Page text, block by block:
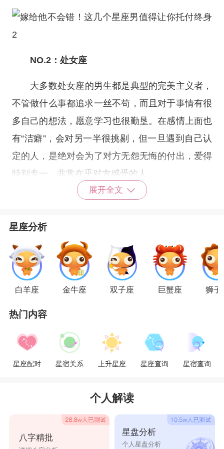
NO.2： 处女座
大多数处女座的男生都是典型的完美主义者，
不管做什么事都追求一丝不苟，而且对于事情有很
多自己的想法，愿意学习也很勤垦。在感情上面也
有“洁癖”，会对另一半很挑剔，但一旦遇到自己认
定的人，是绝对会为了对方无怨无悔的付出，爱得
特别专一，非常在乎对方感受的人。
NO.3： 天蝎座
天蝎男爱一个人就要一定爱到底，同时也希望
对方给予自己相同待遇。忠实与完全的爱，是蝎子
痴，有时候会突然做出很幼稚的动作，他们会愿意
在下班以后或者双休时候一直陪在对方身边，愿意
陪她们去任何一个地方，在他们心中爱情很简单，
展开全文
星座分析
白羊座 金牛座 双子座 巨蟹座 狮子
热门内容
星座配对 星宿关系 上升星座 星座查询 星宿查询
个人解读
八字精批
星盘分析
个人星盘分析